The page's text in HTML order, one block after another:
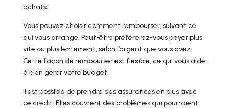
achats.
Vous pouvez choisir comment rembourser, suivant ce
qui vous arrange. Peut-être préférerez-vous payer plus
vite ou plus lentement, selon l’argent que vous avez.
Cette façon de rembourser est flexible, ce qui vous aide
à bien gérer votre budget.
Il est possible de prendre des assurances en plus avec
ce crédit. Elles couvrent des problèmes qui pourraient